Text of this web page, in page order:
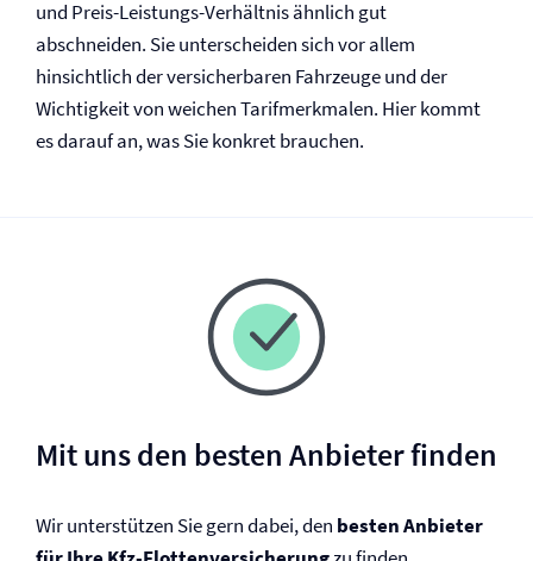
und Preis-Leistungs-Verhältnis ähnlich gut
abschneiden. Sie unterscheiden sich vor allem
hinsichtlich der versicherbaren Fahrzeuge und der
Wichtigkeit von weichen Tarifmerkmalen. Hier kommt
es darauf an, was Sie konkret brauchen.
Mit uns den besten Anbieter finden
Wir unterstützen Sie gern dabei, den besten Anbieter